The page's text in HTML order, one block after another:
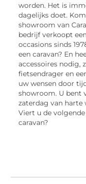
worden. Het is
dagelijks doet.
showroom van
bedrijf verkoopt
occasions sinds
een caravan? En
accessoires nodig,
fietsendrager en
uw wensen door
showroom. U bent
zaterdag van harte
Viert u de
caravan?